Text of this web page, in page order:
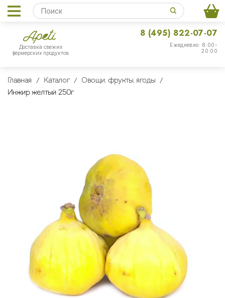
Доставка свежих
фермерских продуктов
Ежедневно: 8:00-
20:00
8 (495) 822-07-07
Главная Каталог
Овощи, фрукты, ягоды
Инжир желтый 250г